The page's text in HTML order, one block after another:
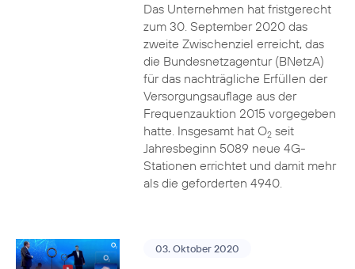
Das Unternehmen hat fristgerecht
zum 30. September 2020 das
zweite Zwischenziel erreicht, das
die Bundesnetzagentur (BNetzA)
für das nachträgliche Erfüllen der
Versorgungsauflage aus der
Frequenzauktion 2015 vorgegeben
hatte. Insgesamt hat O2seit
Jahresbeginn 5089 neue 4G-
Stationen errichtet und damit mehr
als die geforderten 4940.
03. Oktober 2020